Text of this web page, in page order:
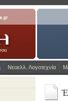
Η Πύλη
Νεοελλ. Λογοτεχνία